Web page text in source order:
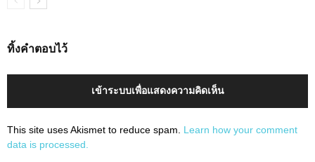
ทิ้งคำตอบไว้
เข้าระบบเพื่อแสดงความคิดเห็น
This site uses Akismet to reduce spam. Learn how your comment
data is processed.